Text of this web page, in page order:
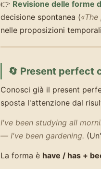
👉 Revisione delle forme
decisione spontanea (
nelle proposizioni
🔄 Present perfect
Conosci già il present
sposta l'attenzione dal
I've been studying all
— I've been gardening.
La forma è have / has +